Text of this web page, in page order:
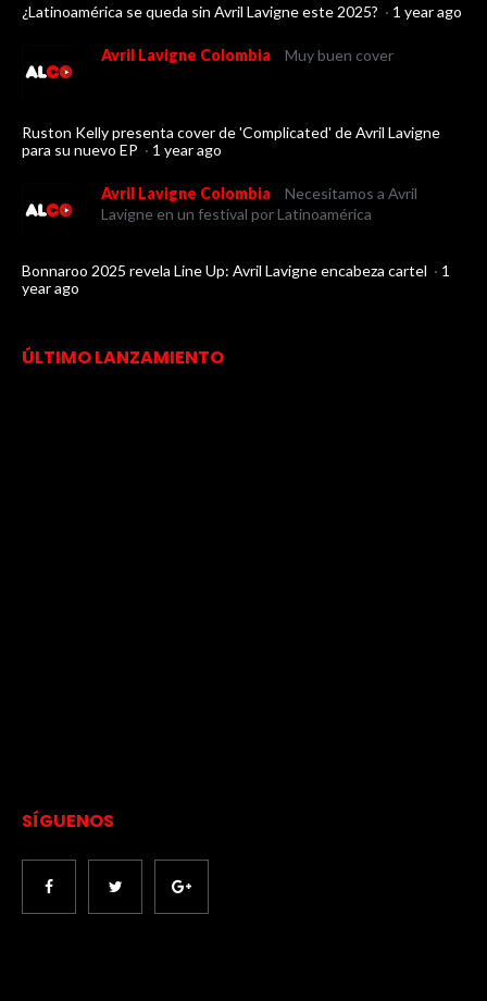
¿Latinoamérica se queda sin Avril Lavigne este 2025? · 1 year ago
Avril Lavigne Colombia Muy buen cover
Ruston Kelly presenta cover de 'Complicated' de Avril Lavigne
para su nuevo EP · 1 year ago
Avril Lavigne Colombia
Necesitamos a Avril
Lavigne en un festival por Latinoamérica
Bonnaroo 2025 revela Line Up: Avril Lavigne encabeza cartel · 1
year ago
ÚLTIMO LANZAMIENTO
SÍGUENOS